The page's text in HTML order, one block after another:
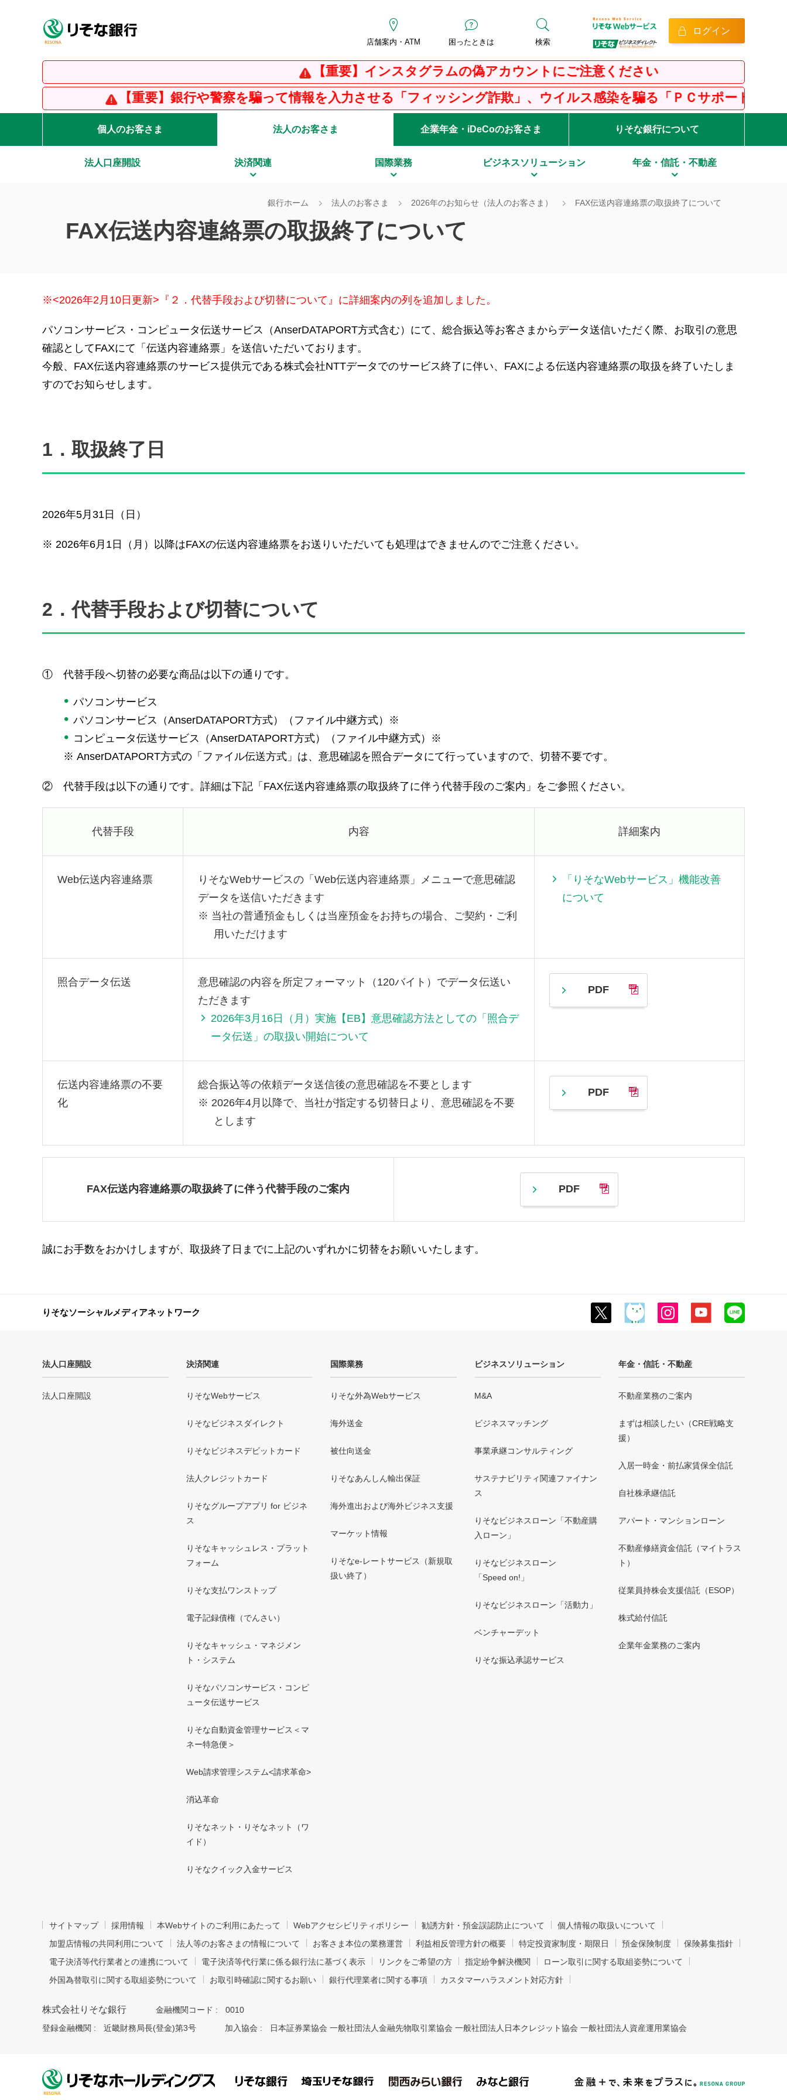
店舗案内・ATM 困ったときは 検索
ログイン
【重要】インスタグラムの偽アカウントにご注意ください
【重要】銀行や警察を騙って情報を入力させる「フィッシング詐欺」、ウイルス感染を騙る「ＰＣサポート詐欺」等にご注意
個人のお客さま 法人のお客さま 企業年金・iDeCoのお客さま りそな銀行について
法人口座開設 決済関連 国際業務 ビジネスソリューション 年金・信託・不動産
銀行ホーム 法人のお客さま 2026年のお知らせ（法人のお客さま） FAX伝送内容連絡票の取扱終了について
FAX伝送内容連絡票の取扱終了について
※<2026年2月10日更新>『２．代替手段および切替について』に詳細案内の列を追加しました。
パソコンサービス・コンピュータ伝送サービス（AnserDATAPORT方式含む）にて、総合振込等お客さまからデータ送信いただく際、お取引の意思
確認としてFAXにて「伝送内容連絡票」を送信いただいております。
今般、FAX伝送内容連絡票のサービス提供元である株式会社NTTデータでのサービス終了に伴い、FAXによる伝送内容連絡票の取扱を終了いたしま
すのでお知らせします。
1．取扱終了日
2026年5月31日（日）
※ 2026年6月1日（月）以降はFAXの伝送内容連絡票をお送りいただいても処理はできませんのでご注意ください。
2．代替手段および切替について
① 代替手段へ切替の必要な商品は以下の通りです。
パソコンサービス
パソコンサービス（AnserDATAPORT方式）（ファイル中継方式）※
コンピュータ伝送サービス（AnserDATAPORT方式）（ファイル中継方式）※
※ AnserDATAPORT方式の「ファイル伝送方式」は、意思確認を照合データにて行っていますので、切替不要です。
② 代替手段は以下の通りです。詳細は下記「FAX伝送内容連絡票の取扱終了に伴う代替手段のご案内」をご参照ください。
代替手段 内容 詳細案内
Web伝送内容連絡票
りそなWebサービスの「Web伝送内容連絡票」メニューで意思確認
データを送信いただきます
※ 当社の普通預金もしくは当座預金をお持ちの場合、ご契約・ご利
用いただけます
「りそなWebサービス」機能改善
について
照合データ伝送
意思確認の内容を所定フォーマット（120バイト）でデータ伝送い
ただきます
2026年3月16日（月）実施【EB】意思確認方法としての「照合デ
ータ伝送」の取扱い開始について
PDF
伝送内容連絡票の不要
化
総合振込等の依頼データ送信後の意思確認を不要とします
※ 2026年4月以降で、当社が指定する切替日より、意思確認を不要
とします
PDF
FAX伝送内容連絡票の取扱終了に伴う代替手段のご案内 PDF
誠にお手数をおかけしますが、取扱終了日までに上記のいずれかに切替をお願いいたします。
りそなソーシャルメディアネットワーク
法人口座開設
法人口座開設
決済関連
りそなWebサービス
りそなビジネスダイレクト
りそなビジネスデビットカード
法人クレジットカード
りそなグループアプリ for ビジネ
ス
りそなキャッシュレス・プラット
フォーム
りそな支払ワンストップ
電子記録債権（でんさい）
りそなキャッシュ・マネジメン
ト・システム
りそなパソコンサービス・コンピ
ュータ伝送サービス
りそな自動資金管理サービス＜マ
ネー特急便＞
Web請求管理システム<請求革命>
消込革命
りそなネット・りそなネット（ワ
イド）
りそなクイック入金サービス
国際業務
りそな外為Webサービス
海外送金
被仕向送金
りそなあんしん輸出保証
海外進出および海外ビジネス支援
マーケット情報
りそなe-レートサービス（新規取
扱い終了）
ビジネスソリューション
M&A
ビジネスマッチング
事業承継コンサルティング
サステナビリティ関連ファイナン
ス
りそなビジネスローン「不動産購
入ローン」
りそなビジネスローン
「Speed on!」
りそなビジネスローン「活動力」
ベンチャーデット
りそな振込承認サービス
年金・信託・不動産
不動産業務のご案内
まずは相談したい（CRE戦略支
援）
入居一時金・前払家賃保全信託
自社株承継信託
アパート・マンションローン
不動産修繕資金信託（マイトラス
ト）
従業員持株会支援信託（ESOP）
株式給付信託
企業年金業務のご案内
サイトマップ 採用情報 本Webサイトのご利用にあたって Webアクセシビリティポリシー 勧誘方針・預金誤認防止について
個人情報の取扱いについて
加盟店情報の共同利用について
法人等のお客さまの情報について お客さま本位の業務運営 利益相反管理方針の概要 特定投資家制度・期限日 預金保険制度
保険募集指針
電子決済等代行業者との連携について
電子決済等代行業に係る銀行法に基づく表示 リンクをご希望の方 指定紛争解決機関
ローン取引に関する取組姿勢について
外国為替取引に関する取組姿勢について
お取引時確認に関するお願い 銀行代理業者に関する事項 カスタマーハラスメント対応方針
株式会社りそな銀行 金融機関コード :
0010
登録金融機関 :
近畿財務局長(登金)第3号 加入協会 : 日本証券業協会 一般社団法人金融先物取引業協会 一般社団法人日本クレジット協会 一般社団法人資産運用業協会